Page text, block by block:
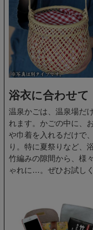
浴衣に合わせて
温泉かごは、温泉場だ
れます。かごの中に、
や巾着を入れるだけで
り。特に夏祭りなど、
竹編みの隙間から、様
ゃれに…。ぜひお試しく